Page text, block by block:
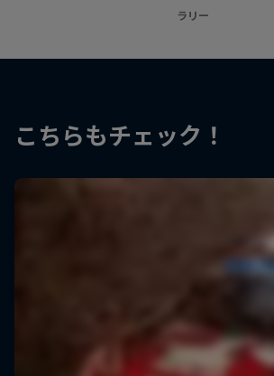
ラリー
こちらもチェック！